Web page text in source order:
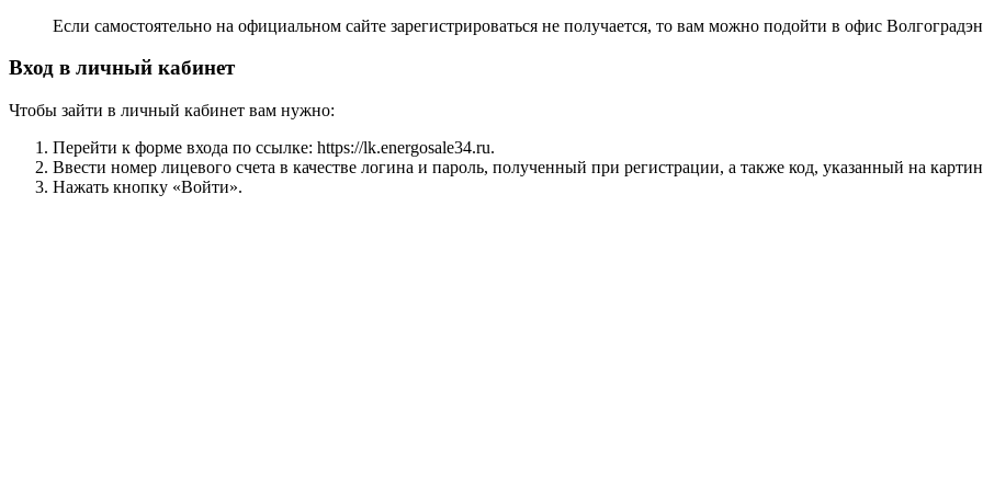
Если самостоятельно на официальном сайте зарегистрироваться не получается, то вам можно подойти в офис
Вход в личный кабинет
Чтобы зайти в личный кабинет вам нужно:
Перейти к форме входа по ссылке: https://lk.energosale34.ru.
Ввести номер лицевого счета в качестве логина и пароль, полученный при регистрации, а также код, указанный на
Нажать кнопку «Войти».